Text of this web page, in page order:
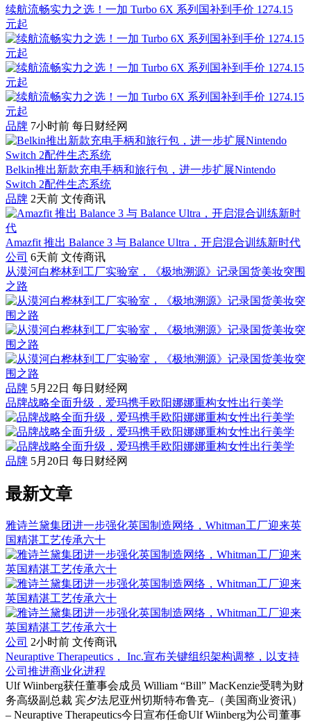
续航流畅实力之选！一加 Turbo 6X 系列国补到手价 1274.15
元起
品牌 7小时前 每日财经网
Belkin推出新款充电手柄和旅行包，进一步扩展Nintendo
Switch 2配件生态系统
品牌 2天前 文传商讯
Amazfit 推出 Balance 3 与 Balance Ultra，开启混合训练新时代
公司 6天前 文传商讯
从漠河白桦林到工厂实验室，《极地溯源》记录国货美妆突围
之路
品牌 5月22日 每日财经网
品牌战略全面升级，爱玛携手欧阳娜娜重构女性出行美学
品牌 5月20日 每日财经网
最新文章
雅诗兰黛集团进一步强化英国制造网络，Whitman工厂迎来英
国精湛工艺传承六十
公司 2小时前 文传商讯
Neuraptive Therapeutics， Inc.宣布关键组织架构调整，以支持
公司推进商业化进程
Ulf Wiinberg获任董事会成员 William “Bill” MacKenzie受聘为财
务高级副总裁 宾夕法尼亚州切斯特布鲁克–（美国商业资讯）
– Neuraptive Therapeutics今日宣布任命Ulf Wiinberg为公司董事